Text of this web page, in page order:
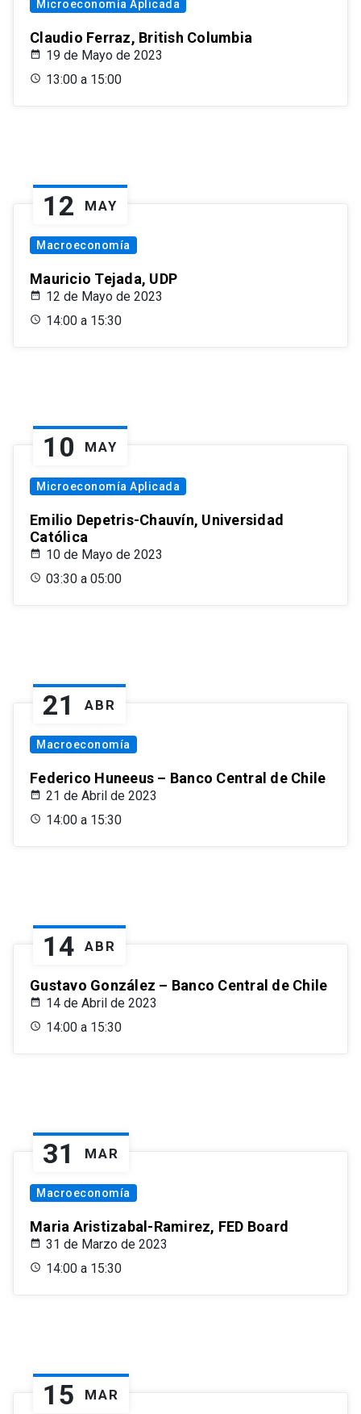
Microeconomía Aplicada
Claudio Ferraz, British Columbia
19 de Mayo de 2023
13:00 a 15:00
12 MAY
Macroeconomía
Mauricio Tejada, UDP
12 de Mayo de 2023
14:00 a 15:30
10 MAY
Microeconomía Aplicada
Emilio Depetris-Chauvín, Universidad
Católica
10 de Mayo de 2023
03:30 a 05:00
21 ABR
Macroeconomía
Federico Huneeus – Banco Central de Chile
21 de Abril de 2023
14:00 a 15:30
14 ABR
Gustavo González – Banco Central de Chile
14 de Abril de 2023
14:00 a 15:30
31 MAR
Macroeconomía
Maria Aristizabal-Ramirez, FED Board
31 de Marzo de 2023
14:00 a 15:30
15 MAR